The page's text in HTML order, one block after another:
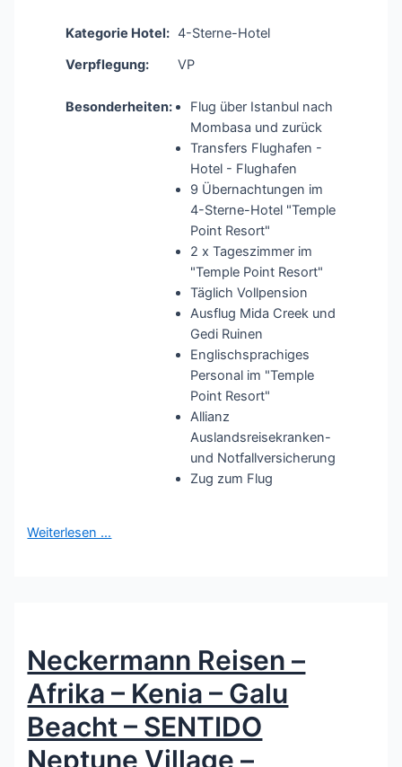
Kategorie Hotel: 4-Sterne-Hotel
Verpflegung:
VP
Besonderheiten:
Flug über Istanbul nach
Mombasa und zurück
Transfers Flughafen -
Hotel - Flughafen
9 Übernachtungen im
4-Sterne-Hotel "Temple
Point Resort"
2 x Tageszimmer im
"Temple Point Resort"
Täglich Vollpension
Ausflug Mida Creek und
Gedi Ruinen
Englischsprachiges
Personal im "Temple
Point Resort"
Allianz
Auslandsreisekranken-
und Notfallversicherung
Zug zum Flug
Weiterlesen …
Neckermann Reisen –
Afrika – Kenia – Galu
Beacht – SENTIDO
Neptune Village –